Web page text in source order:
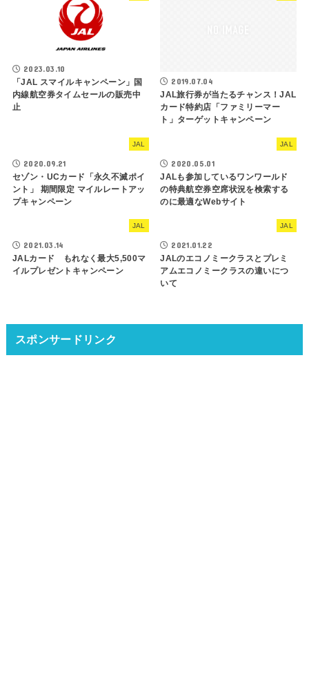
2023.03.10
「JAL スマイルキャンペーン」国
内線航空券タイムセールの販売中
止
2019.07.04
JAL旅行券が当たるチャンス！JAL
カード特約店「ファミリーマー
ト」ターゲットキャンペーン
JAL
2020.09.21
セゾン・UCカード「永久不滅ポイ
ント」 期間限定 マイルレートアッ
プキャンペーン
JAL
2020.05.01
JALも参加しているワンワールド
の特典航空券空席状況を検索する
のに最適なWeb​​サイト
JAL
2021.03.14
JALカード もれなく最大5,500マ
イルプレゼントキャンペーン
JAL
2021.01.22
JALのエコノミークラスとプレミ
アムエコノミークラスの違いにつ
いて
スポンサードリンク